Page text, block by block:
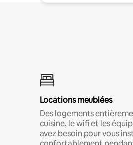
Locations meublées
Des logements
cuisine, le wifi et les
avez besoin pour vous